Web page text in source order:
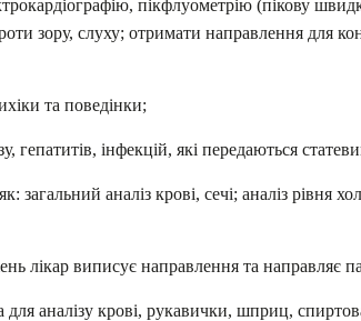
пікфлуометрію (пікову
зору, слуху; отримати направлення для
та поведінки;
гепатитів, інфекцій, які передаються
загальний аналіз крові, сечі; аналіз рівня
лікар виписує направлення та направляє
для аналізу крові, рукавички, шприц,